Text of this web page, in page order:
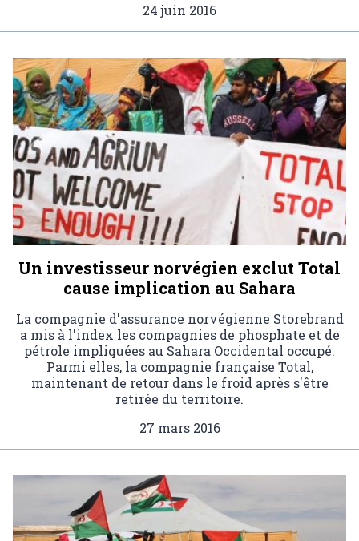
24 juin 2016
Un investisseur norvégien exclut Total
cause implication au Sahara
La compagnie d'assurance norvégienne Storebrand
a mis à l'index les compagnies de phosphate et de
pétrole impliquées au Sahara Occidental occupé.
Parmi elles, la compagnie française Total,
maintenant de retour dans le froid après s'être
retirée du territoire.
27 mars 2016